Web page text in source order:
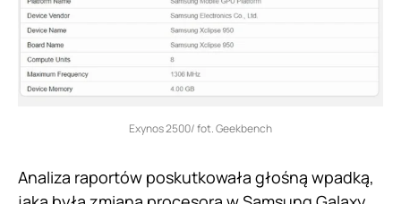
Exynos 2500/ fot. Geekbench
Analiza raportów poskutkowała głośną wpadką,